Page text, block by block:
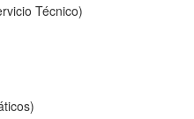
Técnico)